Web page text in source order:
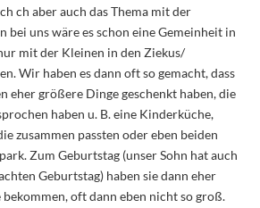
ch aber auch das Thema mit der
bei uns wäre es schon eine Gemeinheit in
mit der Kleinen in den Ziekus/
Wir haben es dann oft so gemacht, dass
eher größere Dinge geschenkt haben, die
haben u. B. eine Kinderküche,
zusammen passten oder eben beiden
Zum Geburtstag (unser Sohn hat auch
Geburtstag) haben sie dann eher
oft dann eben nicht so groß.